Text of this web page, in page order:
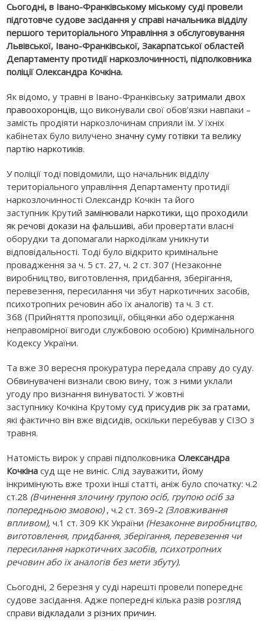
Сьогодні, в Івано-Франківському міському суді провели
підготовче судове засідання у справі начальника відділу
першого територіального Управління з обслуговування
Львівської, Івано-Франківської, Закарпатської областей
Департаменту протидії наркозлочинності, підполковника
поліції Олександра Кочкіна.
Як відомо, у травні в Івано-Франківськузатримали двох
правоохоронців, що виконували свої обов’язки навпаки –
замість продіяти наркозлочинам сприяли їм. У їхніх
кабінетах було вилученозначну суму готівки та велику
партію наркотиків.
У поліції тоді повідомили, що начальник відділу
територіального управління Департаменту протидії
наркозлочинності Олександр Кочкін та його
заступник Крутийзамінювали наркотики, що проходили
як речові докази на фальшиві, аби провертати власні
оборудки та допомагали наркоділкам уникнути
відповідальності. Тоді було відкрито кримінальне
провадження за ч. 5 ст. 27, ч. 2 ст. 307 (Незаконне
виробництво, виготовлення, придбання, зберігання,
перевезення, пересилання чи збут наркотичних засобів,
психотропних речовин або їх аналогів) та ч. 3 ст.
368 (Прийняття пропозиції, обіцянки або одержання
неправомірної вигоди службовою особою) Кримінального
Кодексу України.
Та вже 30 вересня прокуратура передала справу до суду.
Обвинувачені визнали свою вину, тож з ними уклали
угоду про визнання винуватості. У жовтні
заступнику Кочкіна Крутомусуд присудив рік за гратами,
які фактично він вже відсидів, оскільки перебував у СІЗО з
травня.
Натомість вирок у справі підполковника Олександра
Кочкіна суд ще не виніс. Слід зауважити, йому
інкримінують вже трохи інші статті, аніж було спочатку: ч.2
ст.28 (Вчинення злочину групою осіб, групою осіб за
попередньою змовою), ч.2 ст. 369-2 (Зловживання
впливом),ч.1 ст. 309 КК України (Незаконне виробництво,
виготовлення, придбання, зберігання, перевезення чи
пересилання наркотичних засобів, психотропних
речовин або їх аналогів без мети збуту).
Сьогодні, 2 березня у суді нарешті провели попереднє
судове засідання. Адже попередні кілька разів розгляд
справивідкладали з різних причин.